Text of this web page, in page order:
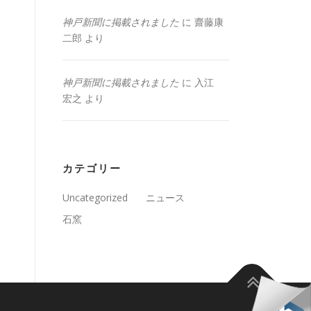
神戸新聞に掲載されました に 齋藤康
二郎 より
神戸新聞に掲載されました に 入江
宏之 より
カテゴリー
Uncategorized
ニュース
石窯